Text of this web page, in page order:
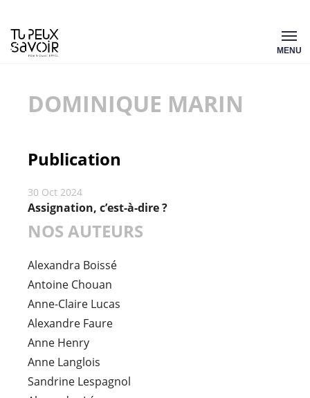
Aller
au
MENU
DOMINIQUE MARIN
Publication
30 Oct 2024
Assignation, c’est-à-dire ?
NOS AUTEURS
Alexandra Boissé
Antoine Chouan
Anne-Claire Lucas
Alexandre Faure
Anne Henry
Anne Langlois
Sandrine Lespagnol